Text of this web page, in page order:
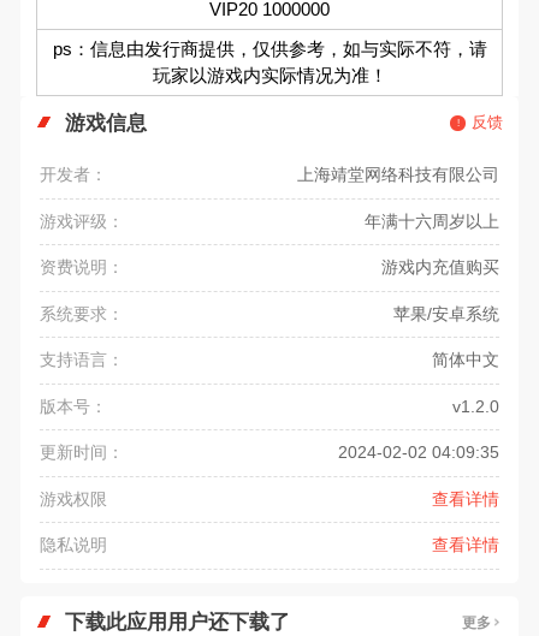
VIP20 1000000
ps：信息由发行商提供，仅供参考，如与实际不符，请
玩家以游戏内实际情况为准！
游戏信息 反馈
开发者： 上海靖堂网络科技有限公司
游戏评级： 年满十六周岁以上
资费说明： 游戏内充值购买
系统要求： 苹果/安卓系统
支持语言： 简体中文
版本号： v1.2.0
更新时间： 2024-02-02 04:09:35
游戏权限 查看详情
隐私说明 查看详情
下载此应用用户还下载了 更多